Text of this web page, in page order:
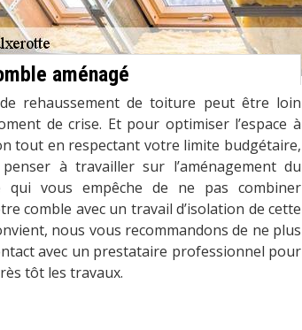
aménagé
rehaussement de toiture peut être loin
de crise. Et pour optimiser l’espace à
tout en respectant votre limite budgétaire,
à travailler sur l’aménagement du
qui vous empêche de ne pas combiner
comble avec un travail d’isolation de cette
nous vous recommandons de ne plus
avec un prestataire professionnel pour
tôt les travaux.